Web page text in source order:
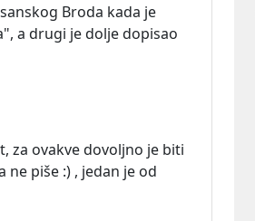
Broda kada je
a drugi je dolje dopisao
za ovakve dovoljno je biti
piše :) , jedan je od